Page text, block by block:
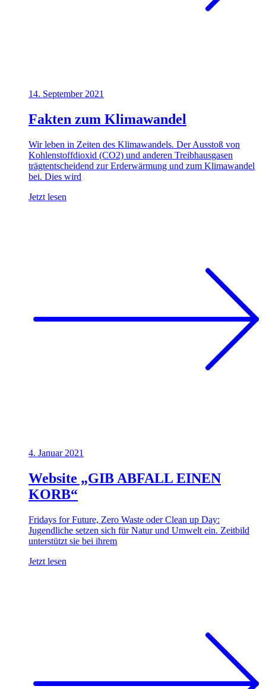
14. September 2021
Fakten zum Klimawandel
Wir leben in Zeiten des Klimawandels. Der Ausstoß von
Kohlenstoffdioxid (CO2) und anderen Treibhausgasen
trägtentscheidend zur Erderwärmung und zum Klimawandel
bei. Dies wird
Jetzt lesen
4. Januar 2021
Website „GIB ABFALL EINEN
KORB“
Fridays for Future, Zero Waste oder Clean up Day:
Jugendliche setzen sich für Natur und Umwelt ein. Zeitbild
unterstützt sie bei ihrem
Jetzt lesen